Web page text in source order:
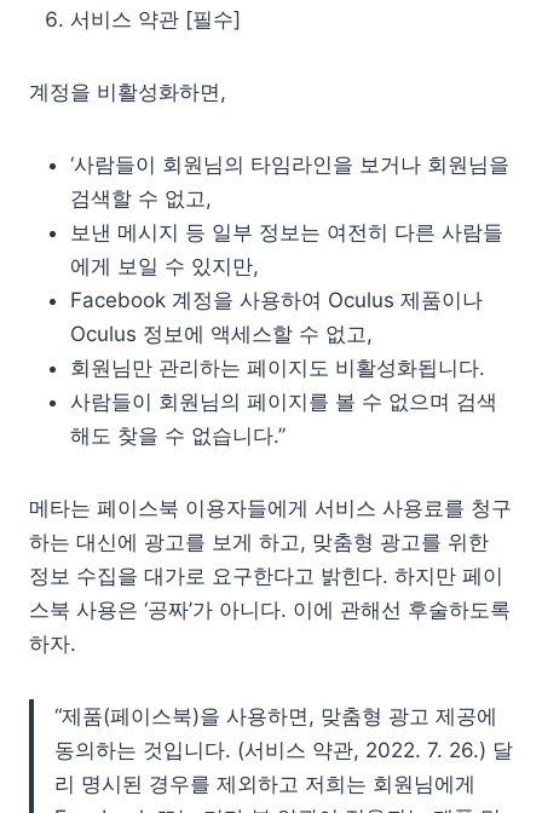
서비스 약관 [필수]
계정을 비활성화하면,
‘사람들이 회원님의 타임라인을 보거나 회원님을
검색할 수 없고,
보낸 메시지 등 일부 정보는 여전히 다른 사람들
에게 보일 수 있지만,
Facebook 계정을 사용하여 Oculus 제품이나
Oculus 정보에 액세스할 수 없고,
회원님만 관리하는 페이지도 비활성화됩니다.
사람들이 회원님의 페이지를 볼 수 없으며 검색
해도 찾을 수 없습니다.”
메타는 페이스북 이용자들에게 서비스 사용료를 청구
하는 대신에 광고를 보게 하고, 맞춤형 광고를 위한
정보 수집을 대가로 요구한다고 밝힌다. 하지만 페이
스북 사용은 ‘공짜’가 아니다. 이에 관해선 후술하도록
하자.
“제품(페이스북)을 사용하면, 맞춤형 광고 제공에
동의하는 것입니다. (서비스 약관, 2022. 7. 26.) 달
리 명시된 경우를 제외하고 저희는 회원님에게